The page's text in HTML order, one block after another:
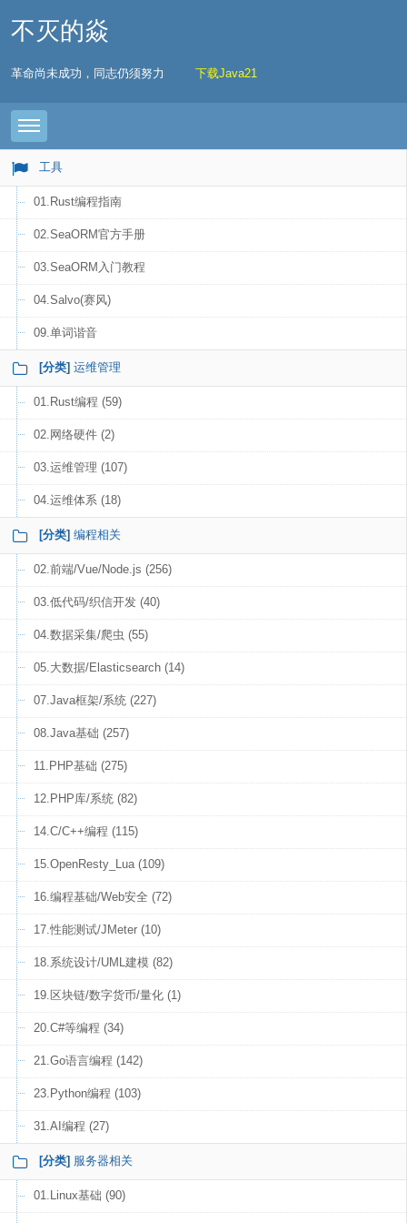
不灭的焱
革命尚未成功，同志仍须努力 下载Java21
Toggle navigation
工具
01.Rust编程指南
02.SeaORM官方手册
03.SeaORM入门教程
04.Salvo(赛风)
09.单词谐音
[分类] 运维管理
01.Rust编程 (59)
02.网络硬件 (2)
03.运维管理 (107)
04.运维体系 (18)
[分类] 编程相关
02.前端/Vue/Node.js (256)
03.低代码/织信开发 (40)
04.数据采集/爬虫 (55)
05.大数据/Elasticsearch (14)
07.Java框架/系统 (227)
08.Java基础 (257)
11.PHP基础 (275)
12.PHP库/系统 (82)
14.C/C++编程 (115)
15.OpenResty_Lua (109)
16.编程基础/Web安全 (72)
17.性能测试/JMeter (10)
18.系统设计/UML建模 (82)
19.区块链/数字货币/量化 (1)
20.C#等编程 (34)
21.Go语言编程 (142)
23.Python编程 (103)
31.AI编程 (27)
[分类] 服务器相关
01.Linux基础 (90)